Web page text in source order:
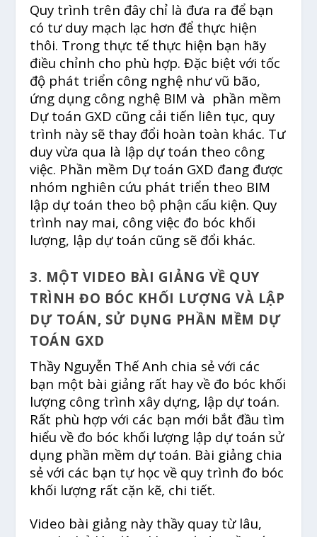
Quy trình trên đây chỉ là đưa ra để bạn
có tư duy mạch lạc hơn để thực hiện
thôi. Trong thực tế thực hiện bạn hãy
điều chỉnh cho phù hợp. Đặc biệt với tốc
độ phát triển công nghệ như vũ bão,
ứng dụng công nghệ BIM và phần mềm
Dự toán GXD cũng cải tiến liên tục, quy
trình này sẽ thay đổi hoàn toàn khác. Tư
duy vừa qua là lập dự toán theo công
việc. Phần mềm Dự toán GXD đang được
nhóm nghiên cứu phát triển theo BIM
lập dự toán theo bộ phận cấu kiện. Quy
trình nay mai, công việc đo bóc khối
lượng, lập dự toán cũng sẽ đổi khác.
3. MỘT VIDEO BÀI GIẢNG VỀ QUY
TRÌNH ĐO BÓC KHỐI LƯỢNG VÀ LẬP
DỰ TOÁN, SỬ DỤNG PHẦN MỀM DỰ
TOÁN GXD
Thầy Nguyễn Thế Anh chia sẻ với các
bạn một bài giảng rất hay về đo bóc khối
lượng công trình xây dựng, lập dự toán.
Rất phù hợp với các bạn mới bắt đầu tìm
hiểu về đo bóc khối lượng lập dự toán sử
dụng phần mềm dự toán. Bài giảng chia
sẻ với các bạn tự học về quy trình đo bóc
khối lượng rất cặn kẽ, chi tiết.
Video bài giảng này thầy quay từ lâu,